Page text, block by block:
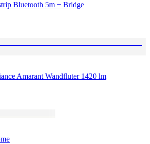
Bluetooth 5m + Bridge
Amarant Wandfluter 1420 lm